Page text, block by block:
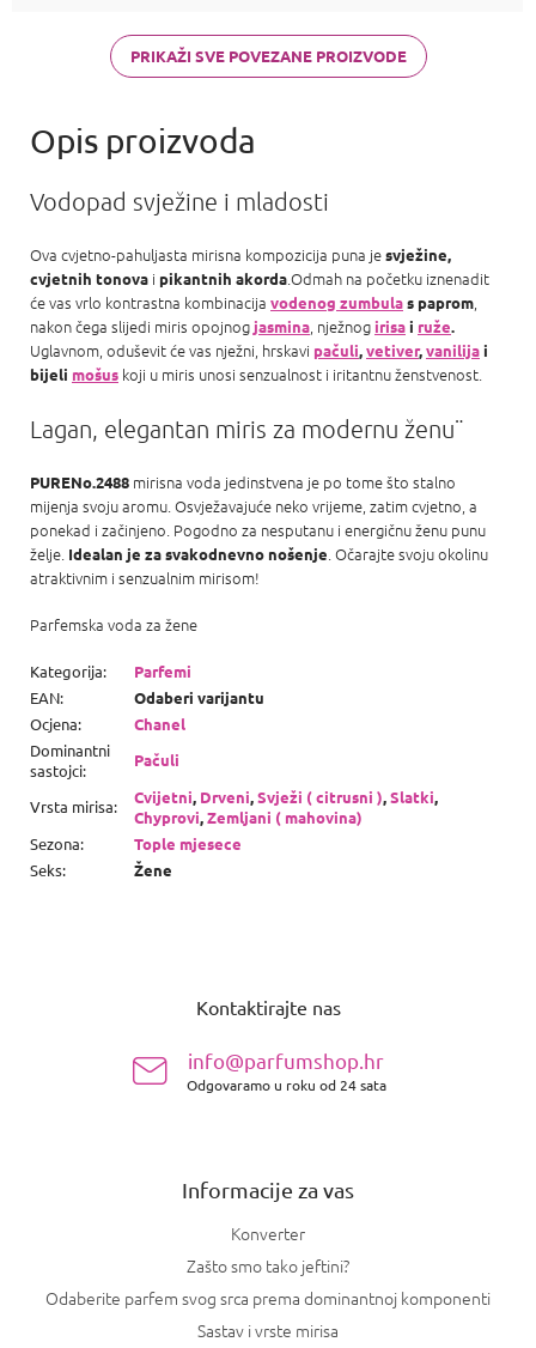
Mademoiselle
a Carolina
PRIKAŽI SVE POVEZANE PROIZVODE
Vodopad svježine i mladosti
Ova cvjetno-pahuljasta mirisna kompozicija puna jesvježine,
cvjetnih tonova i pikantnih akorda.Odmah na početku iznenadit
će vas vrlo kontrastna kombinacija vodenog zumbulas paprom,
nakon čega slijedi miris opojnogjasmina, nježnogirisai ruže.
Uglavnom, oduševit će vas nježni, hrskavi pačuli,vetiver,vanilijai
bijeli mošus koji u miris unosi senzualnost i iritantnu ženstvenost.
Lagan, elegantan miris za modernu ženu¨
PURENo.2488 mirisna voda jedinstvena je po tome što stalno
mijenja svoju aromu. Osvježavajuće neko vrijeme, zatim cvjetno, a
ponekad i začinjeno. Pogodno za nesputanu i energičnu ženu punu
želje. Idealan je za svakodnevno nošenje. Očarajte svoju okolinu
atraktivnim i senzualnim mirisom!
Parfemska voda za žene
Kategorija:
Parfemi
EAN:
Odaberi varijantu
Ocjena:
Chanel
Dominantni
sastojci:
Pačuli
Vrsta mirisa: Cvijetni, Drveni,Svježi ( citrusni ),Slatki,
Chyprovi,Zemljani ( mahovina)
Sezona:
Tople mjesece
Seks: Žene
Kontaktirajte nas
info@parfumshop.hr
Odgovaramo u roku od 24 sata
Informacije za vas
Konverter
Zašto smo tako jeftini?
Odaberite parfem svog srca prema dominantnoj komponenti
Sastav i vrste mirisa